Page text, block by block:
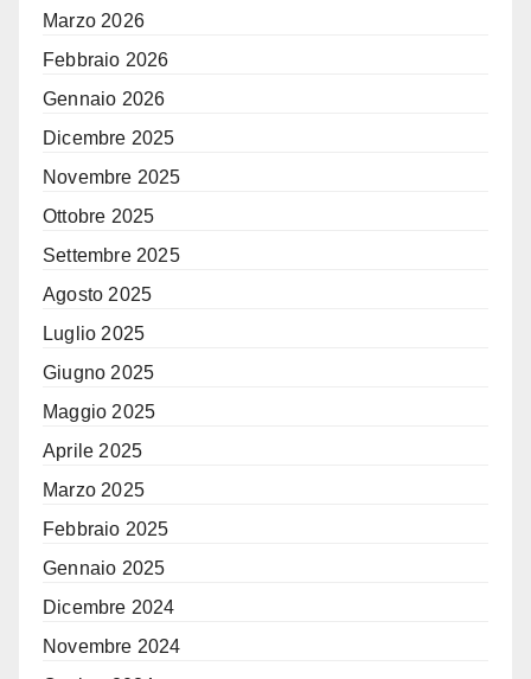
Marzo 2026
Febbraio 2026
Gennaio 2026
Dicembre 2025
Novembre 2025
Ottobre 2025
Settembre 2025
Agosto 2025
Luglio 2025
Giugno 2025
Maggio 2025
Aprile 2025
Marzo 2025
Febbraio 2025
Gennaio 2025
Dicembre 2024
Novembre 2024